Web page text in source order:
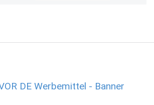
DE Werbemittel - Banner